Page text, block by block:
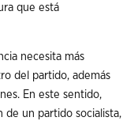
que está
necesita más
del partido, además
En este sentido,
de un partido socialista,